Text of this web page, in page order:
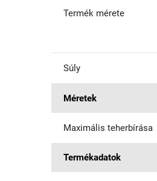
Termék mérete
Súly
Méretek
Maximális teherbírása
Termékadatok